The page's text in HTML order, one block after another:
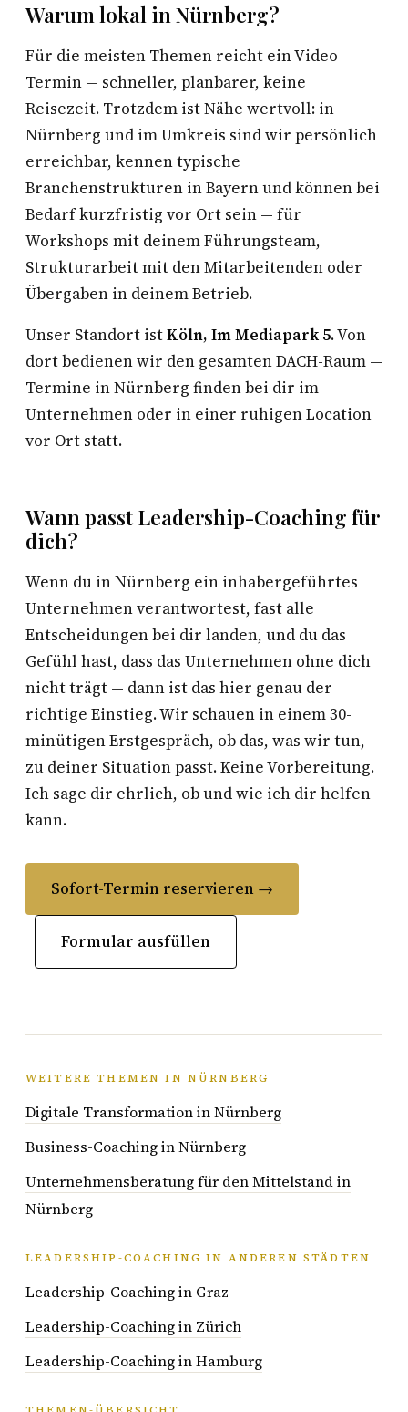
Warum lokal in Nürnberg?
Für die meisten Themen reicht ein Video-
Termin — schneller, planbarer, keine
Reisezeit. Trotzdem ist Nähe wertvoll: in
Nürnberg und im Umkreis sind wir persönlich
erreichbar, kennen typische
Branchenstrukturen in Bayern und können bei
Bedarf kurzfristig vor Ort sein — für
Workshops mit deinem Führungsteam,
Strukturarbeit mit den Mitarbeitenden oder
Übergaben in deinem Betrieb.
Unser Standort istKöln, Im Mediapark 5. Von
dort bedienen wir den gesamten DACH-Raum —
Termine in Nürnberg finden bei dir im
Unternehmen oder in einer ruhigen Location
vor Ort statt.
Wann passt Leadership-Coaching für
dich?
Wenn du in Nürnberg ein inhabergeführtes
Unternehmen verantwortest, fast alle
Entscheidungen bei dir landen, und du das
Gefühl hast, dass das Unternehmen ohne dich
nicht trägt — dann ist das hier genau der
richtige Einstieg. Wir schauen in einem 30-
minütigen Erstgespräch, ob das, was wir tun,
zu deiner Situation passt. Keine Vorbereitung.
Ich sage dir ehrlich, ob und wie ich dir helfen
kann.
Sofort-Termin reservieren →
Formular ausfüllen
WEITERE THEMEN IN NÜRNBERG
Digitale Transformation in Nürnberg
Business-Coaching in Nürnberg
Unternehmensberatung für den Mittelstand in
Nürnberg
LEADERSHIP-COACHING IN ANDEREN STÄDTEN
Leadership-Coaching in Graz
Leadership-Coaching in Zürich
Leadership-Coaching in Hamburg